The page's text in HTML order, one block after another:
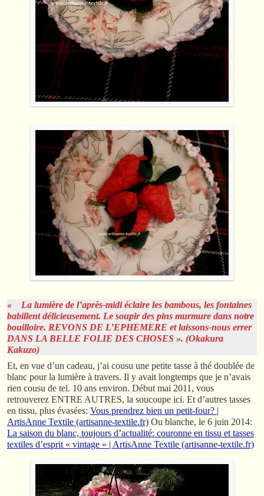
« La lumière de l’après-midi éclaire les bambous, les fontaines
babillent délicieusement. Le soupir des pins murmure dans notre
bouilloire. REVONS DE L’EPHEMERE et laissons-nous errer
DANS LA BELLE FOLIE DES CHOSES ». (Okakura
Kakuzo)
Et, en vue d’un cadeau, j’ai cousu une petite tasse à thé doublée de
blanc pour la lumière à travers. Il y avait longtemps que je n’avais
rien cousu de tel. 10 ans environ. Début mai 2011, vous
retrouverez ENTRE AUTRES, la soucoupe ici. Et d’autres tasses
en tissu, plus évasées: Vous prendrez bien un petit-four? |
ArtisAnne Textile (artisanne-textile.fr) Ou blanche, le 6 juin 2014:
La saison du blanc, toujours d’actualité: couronne en tissu et tasses
textiles d’esprit « vintage » | ArtisAnne Textile (artisanne-textile.fr)